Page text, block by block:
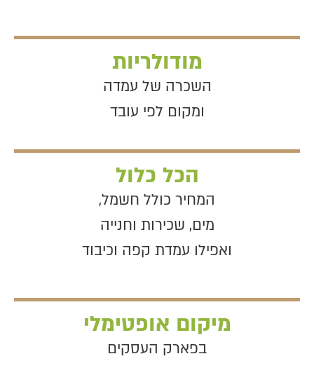
מודולריות
השכרה של עמדה
ומקום לפי עובד
הכל כלול
המחיר כולל חשמל,
מים, שכירות וחנייה
ואפילו עמדת קפה וכיבוד
מיקום אופטימלי
בפארק העסקים